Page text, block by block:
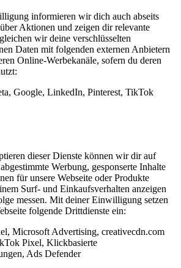
informieren wir dich auch abseits
Aktionen und zeigen dir relevante
wir deine verschlüsselten
Daten mit folgenden externen Anbietern
Online-Werbekanäle, sofern du deren
Google, LinkedIn, Pinterest, TikTok
dieser Dienste können wir dir auf
Werbung, gesponserte Inhalte
für unsere Webseite oder Produkte
Surf- und Einkaufsverhalten anzeigen
messen. Mit deiner Einwilligung setzen
folgende Drittdienste ein:
Microsoft Advertising, creativecdn.com
Pixel, Klickbasierte
Ads Defender